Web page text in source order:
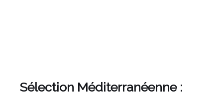
Sélection Méditerranéenne :